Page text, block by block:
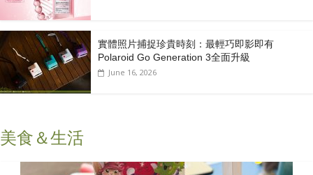
實體照片捕捉珍貴時刻：最輕巧即影即有
Polaroid Go Generation 3全面升級
June 16, 2026
美食＆生活